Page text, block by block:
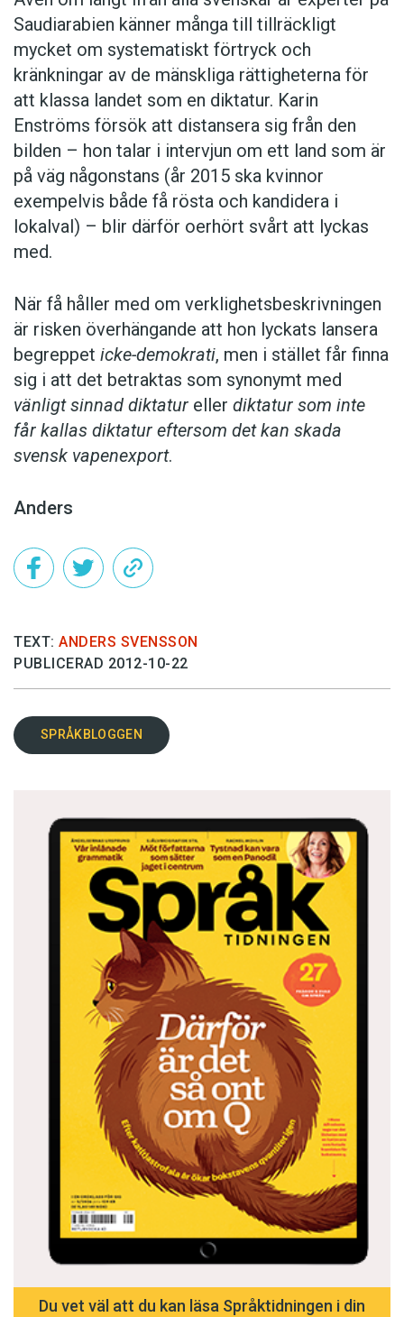
Saudiarabien känner många till tillräckligt
mycket om systematiskt förtryck och
kränkningar av de mänskliga rättigheterna för
att klassa landet som en diktatur. Karin
Enströms försök att distansera sig från den
bilden – hon talar i intervjun om ett land som är
på väg någonstans (år 2015 ska kvinnor
exempelvis både få rösta och kandidera i
lokalval) – blir därför oerhört svårt att lyckas
med.
När få håller med om verklighetsbeskrivningen
är risken överhängande att hon lyckats lansera
begreppet icke-demokrati, men i stället får finna
sig i att det betraktas som synonymt med
vänligt sinnad diktatur eller diktatur som inte
får kallas diktatur eftersom det kan skada
svensk vapenexport.
Anders
TEXT: ANDERS SVENSSON
PUBLICERAD 2012-10-22
SPRÅKBLOGGEN
Du vet väl att du kan läsa Språktidningen i din